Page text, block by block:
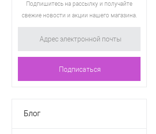
Подпишитесь на рассылку и получайте
свежие новости и акции нашего магазина.
Блог